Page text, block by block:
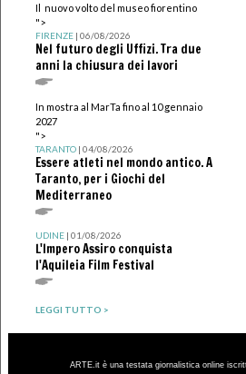
Il nuovo volto del museo fiorentino
">
FIRENZE| 06/08/2026
Nel futuro degli Uffizi. Tra due
anni la chiusura dei lavori
In mostra al MarTa fino al 10 gennaio
2027
">
TARANTO| 04/08/2026
Essere atleti nel mondo antico. A
Taranto, per i Giochi del
Mediterraneo
UDINE| 01/08/2026
L'Impero Assiro conquista
l'Aquileia Film Festival
LEGGI TUTTO >
ARTE.it è una testata giornalistica online